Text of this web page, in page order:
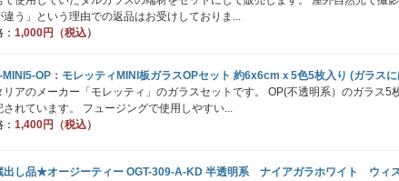
違う」という理由での返品はお受けしておりま...
1,000円（税込）
MINI5-OP：モレッティMINI板ガラスOPセット 約6x6cmｘ5色5枚入り (ガラスに
リアのメーカー「モレッティ」のガラスセットです。 OP(不透明系）のガラス5
されています。 フュージングで使用しやすい...
1,400円（税込）
し品★オージーティー OGT-309-A-KD 半透明系 ナイアガラホワイト ウ